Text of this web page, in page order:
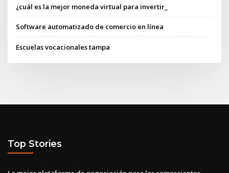
¿cuál es la mejor moneda virtual para invertir_
Software automatizado de comercio en línea
Escuelas vocacionales tampa
Top Stories